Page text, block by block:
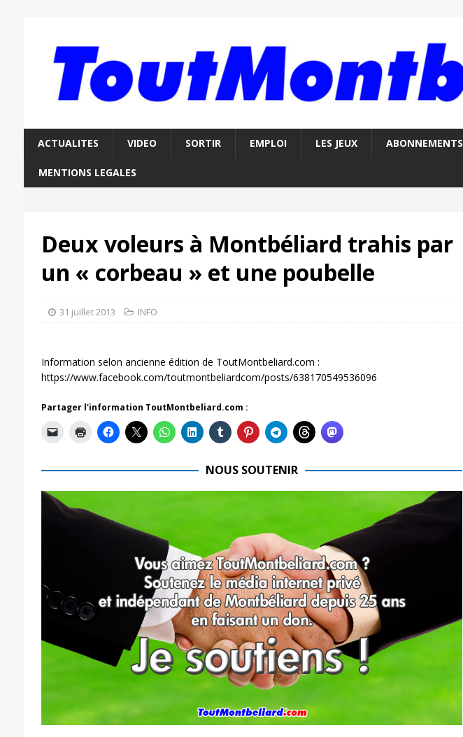
ACTUALITES VIDEO SORTIR EMPLOI LES JEUX ABONNEMENTS
MENTIONS LEGALES
Deux voleurs à Montbéliard trahis par
un « corbeau » et une poubelle
31 juillet 2013 INFO
Information selon ancienne édition de ToutMontbeliard.com :
https://www.facebook.com/toutmontbeliardcom/posts/638170549536096
Partager l'information ToutMontbeliard.com :
NOUS SOUTENIR